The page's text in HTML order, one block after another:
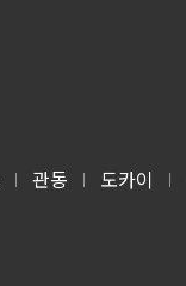
| 관동 | 도카이 |